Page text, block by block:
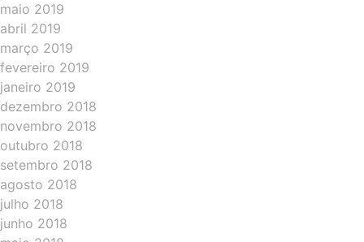
maio 2019
abril 2019
março 2019
fevereiro 2019
janeiro 2019
dezembro 2018
novembro 2018
outubro 2018
setembro 2018
agosto 2018
julho 2018
junho 2018